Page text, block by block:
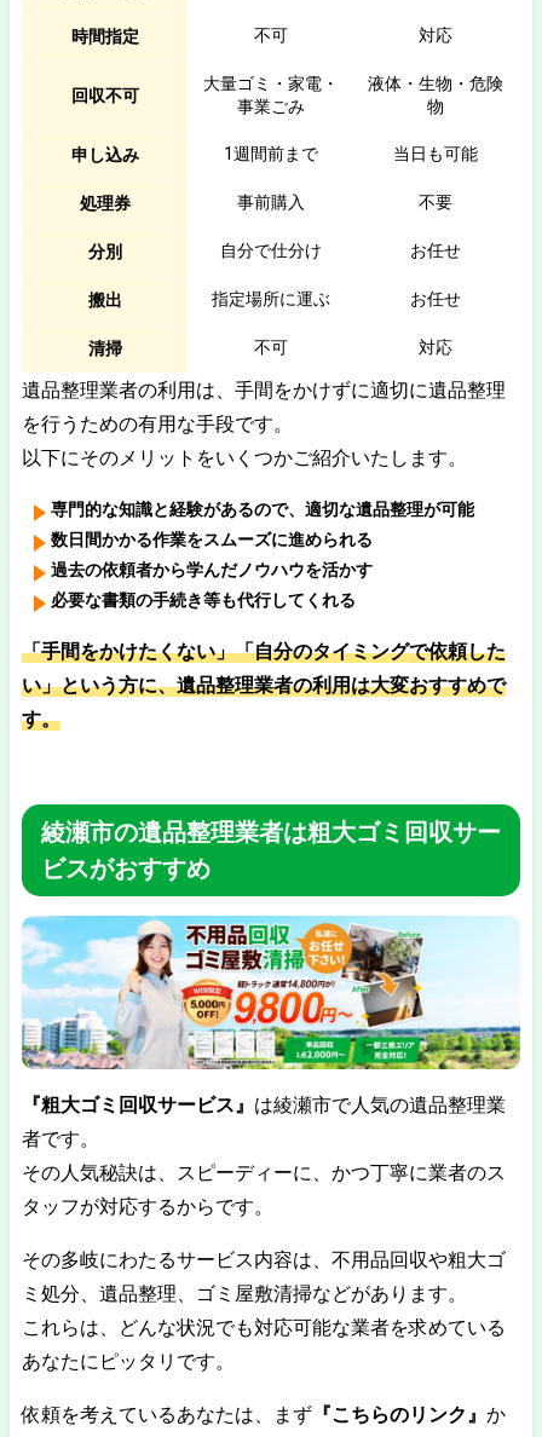
時間指定 不可 対応
回収不可
大量ゴミ・家電・
事業ごみ
液体・生物・危険
物
申し込み 1週間前まで 当日も可能
処理券 事前購入 不要
分別 自分で仕分け お任せ
搬出 指定場所に運ぶ お任せ
清掃 不可 対応
遺品整理業者の利用は、手間をかけずに適切に遺品整理
を行うための有用な手段です。
以下にそのメリットをいくつかご紹介いたします。
専門的な知識と経験があるので、適切な遺品整理が可能
数日間かかる作業をスムーズに進められる
過去の依頼者から学んだノウハウを活かす
必要な書類の手続き等も代行してくれる
「手間をかけたくない」「自分のタイミングで依頼した
い」という方に、遺品整理業者の利用は大変おすすめで
す。
綾瀬市の遺品整理業者は粗大ゴミ回収サー
ビスがおすすめ
『粗大ゴミ回収サービス』 は綾瀬市で人気の遺品整理業
者です。
その人気秘訣は、スピーディーに、かつ丁寧に業者のス
タッフが対応するからです。
その多岐にわたるサービス内容は、不用品回収や粗大ゴ
ミ処分、遺品整理、ゴミ屋敷清掃などがあります。
これらは、どんな状況でも対応可能な業者を求めている
あなたにピッタリです。
依頼を考えているあなたは、まず『こちらのリンク』 か